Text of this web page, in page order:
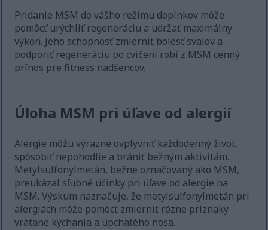
Pridanie MSM do vášho režimu doplnkov môže
pomôcť urýchliť regeneráciu a udržať maximálny
výkon. Jeho schopnosť zmierniť bolesť svalov a
podporiť regeneráciu po cvičení robí z MSM cenný
prínos pre fitness nadšencov.
Úloha MSM pri úľave od alergií
Alergie môžu výrazne ovplyvniť každodenný život,
spôsobiť nepohodlie a brániť bežným aktivitám.
Metylsulfonylmetán, bežne označovaný ako MSM,
preukázal sľubné účinky pri úľave od alergie na
MSM. Výskum naznačuje, že metylsulfonylmetán pri
alergiách môže pomôcť zmierniť rôzne príznaky
vrátane kýchania a upchatého nosa.